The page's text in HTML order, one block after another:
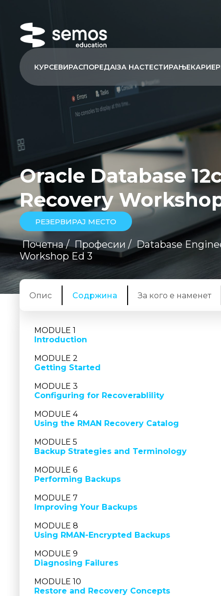
КУРСЕВИРАСПОРЕДAIЗА НАСТЕСТИРАЊЕ
Oracle Database
Recovery
РЕЗЕРВИРАЈ МЕСТО
Почетна / Професии / Database
Workshop Ed 3
Опис Содржина За кого е наменет
MODULE 1
Introduction
MODULE 2
Getting Started
MODULE 3
Configuring for Recoverablility
MODULE 4
Using the RMAN Recovery Catalog
MODULE 5
Backup Strategies and Terminology
MODULE 6
Performing Backups
MODULE 7
Improving Your Backups
MODULE 8
Using RMAN-Encrypted Backups
MODULE 9
Diagnosing Failures
MODULE 10
Restore and Recovery Concepts